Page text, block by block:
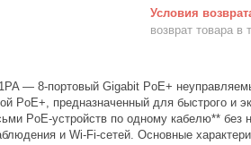
возврат товара в
— 8‑портовый Gigabit PoE+
PoE+, предназначенный для быстрого и
PoE‑устройств по одному кабелю**
и Wi‑Fi‑сетей. Основные